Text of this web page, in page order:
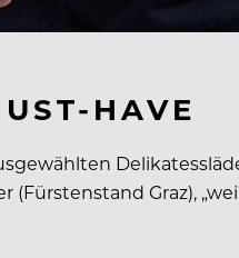
HAVE
(Fürstenstand Graz),